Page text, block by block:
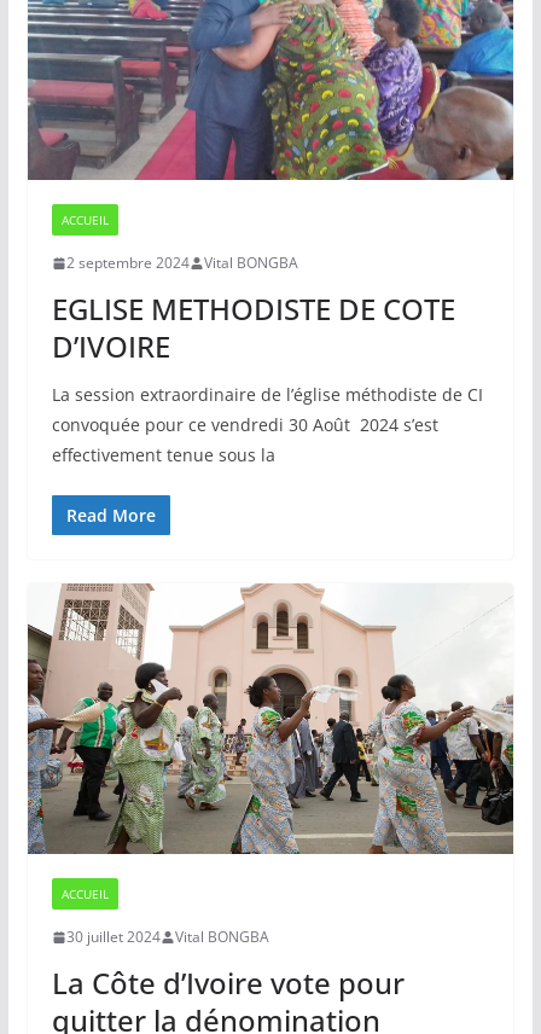
ACCUEIL
2 septembre 2024 Vital BONGBA
EGLISE METHODISTE DE COTE
D’IVOIRE
La session extraordinaire de l’église méthodiste de CI
convoquée pour ce vendredi 30 Août 2024 s’est
effectivement tenue sous la
Read More
ACCUEIL
30 juillet 2024 Vital BONGBA
La Côte d’Ivoire vote pour
quitter la dénomination